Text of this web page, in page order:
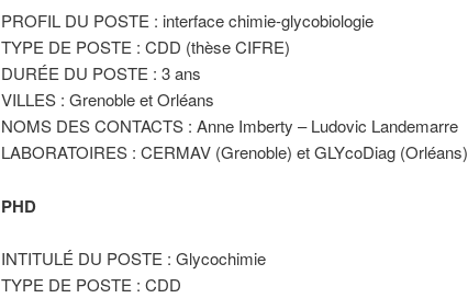
PROFIL DU POSTE : interface chimie-glycobiologie
TYPE DE POSTE : CDD (thèse CIFRE)
DURÉE DU POSTE : 3 ans
VILLES : Grenoble et Orléans
NOMS DES CONTACTS : Anne Imberty – Ludovic Landemarre
LABORATOIRES : CERMAV (Grenoble) et GLYcoDiag (Orléans)
PHD
INTITULÉ DU POSTE : Glycochimie
TYPE DE POSTE : CDD